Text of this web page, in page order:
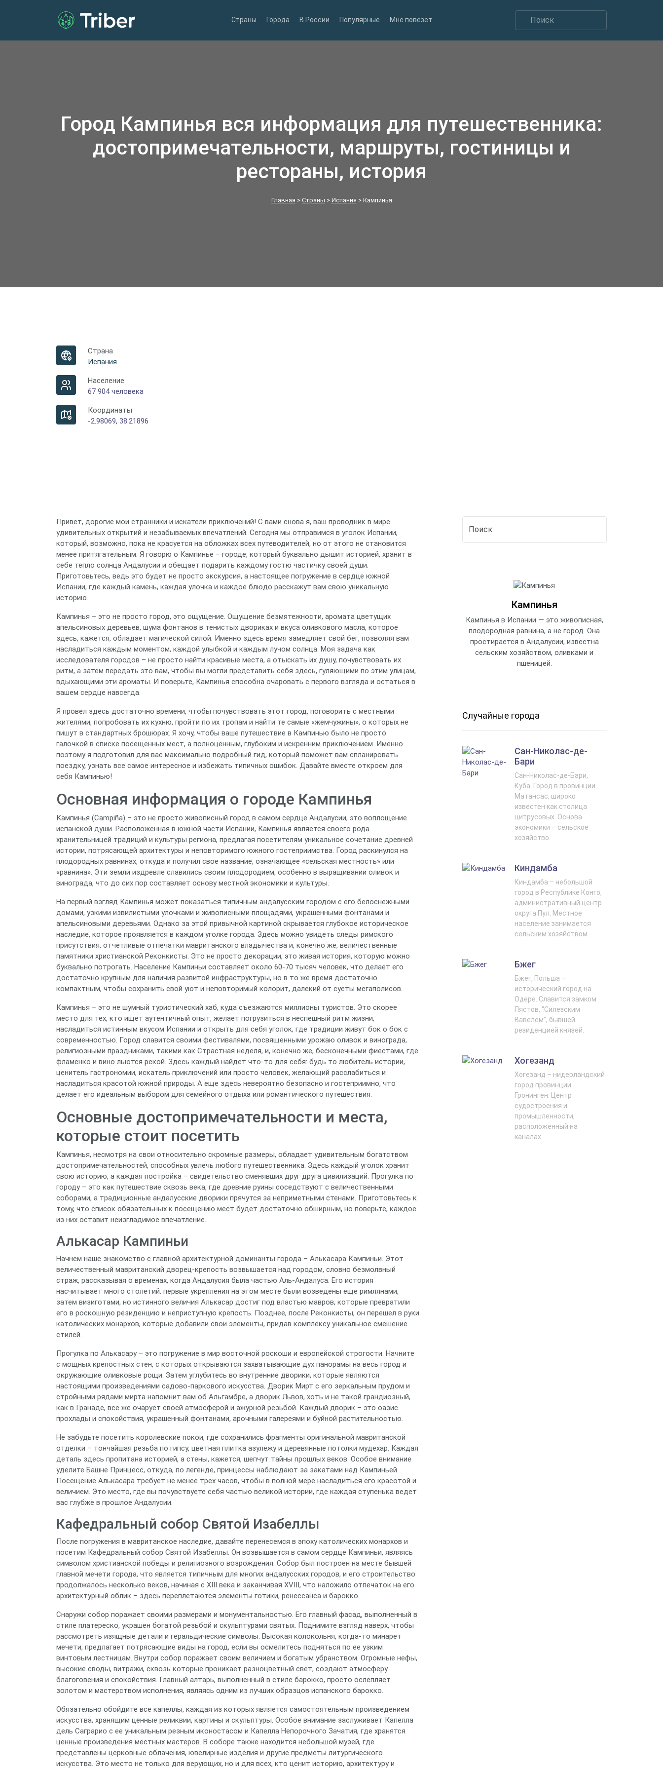
Страны Города В России Популярные Мне повезет
Город Кампинья вся информация для путешественника:
достопримечательности, маршруты, гостиницы и
рестораны, история
Главная > Страны > Испания > Кампинья
Страна
Испания
Население
67 904 человека
Координаты
-2.98069, 38.21896
Привет, дорогие мои странники и искатели приключений! С вами снова я, ваш проводник в мире
удивительных открытий и незабываемых впечатлений. Сегодня мы отправимся в уголок Испании,
который, возможно, пока не красуется на обложках всех путеводителей, но от этого не становится
менее притягательным. Я говорю о Кампинье – городе, который буквально дышит историей, хранит в
себе тепло солнца Андалусии и обещает подарить каждому гостю частичку своей души.
Приготовьтесь, ведь это будет не просто экскурсия, а настоящее погружение в сердце южной
Испании, где каждый камень, каждая улочка и каждое блюдо расскажут вам свою уникальную
историю.
Кампинья – это не просто город, это ощущение. Ощущение безмятежности, аромата цветущих
апельсиновых деревьев, шума фонтанов в тенистых двориках и вкуса оливкового масла, которое
здесь, кажется, обладает магической силой. Именно здесь время замедляет свой бег, позволяя вам
насладиться каждым моментом, каждой улыбкой и каждым лучом солнца. Моя задача как
исследователя городов – не просто найти красивые места, а отыскать их душу, почувствовать их
ритм, а затем передать это вам, чтобы вы могли представить себя здесь, гуляющими по этим улицам,
вдыхающими эти ароматы. И поверьте, Кампинья способна очаровать с первого взгляда и остаться в
вашем сердце навсегда.
Я провел здесь достаточно времени, чтобы почувствовать этот город, поговорить с местными
жителями, попробовать их кухню, пройти по их тропам и найти те самые «жемчужины», о которых не
пишут в стандартных брошюрах. Я хочу, чтобы ваше путешествие в Кампинью было не просто
галочкой в списке посещенных мест, а полноценным, глубоким и искренним приключением. Именно
поэтому я подготовил для вас максимально подробный гид, который поможет вам спланировать
поездку, узнать все самое интересное и избежать типичных ошибок. Давайте вместе откроем для
себя Кампинью!
Основная информация о городе Кампинья
Кампинья (Campiña) – это не просто живописный город в самом сердце Андалусии, это воплощение
испанской души. Расположенная в южной части Испании, Кампинья является своего рода
хранительницей традиций и культуры региона, предлагая посетителям уникальное сочетание древней
истории, потрясающей архитектуры и неповторимого южного гостеприимства. Город раскинулся на
плодородных равнинах, откуда и получил свое название, означающее «сельская местность» или
«равнина». Эти земли издревле славились своим плодородием, особенно в выращивании оливок и
винограда, что до сих пор составляет основу местной экономики и культуры.
На первый взгляд Кампинья может показаться типичным андалусским городом с его белоснежными
домами, узкими извилистыми улочками и живописными площадями, украшенными фонтанами и
апельсиновыми деревьями. Однако за этой привычной картиной скрывается глубокое историческое
наследие, которое проявляется в каждом уголке города. Здесь можно увидеть следы римского
присутствия, отчетливые отпечатки мавританского владычества и, конечно же, величественные
памятники христианской Реконкисты. Это не просто декорации, это живая история, которую можно
буквально потрогать. Население Кампиньи составляет около 60-70 тысяч человек, что делает его
достаточно крупным для наличия развитой инфраструктуры, но в то же время достаточно
компактным, чтобы сохранить свой уют и неповторимый колорит, далекий от суеты мегаполисов.
Кампинья – это не шумный туристический хаб, куда съезжаются миллионы туристов. Это скорее
место для тех, кто ищет аутентичный опыт, желает погрузиться в неспешный ритм жизни,
насладиться истинным вкусом Испании и открыть для себя уголок, где традиции живут бок о бок с
современностью. Город славится своими фестивалями, посвященными урожаю оливок и винограда,
религиозными праздниками, такими как Страстная неделя, и, конечно же, бесконечными фиестами, где
фламенко и вино льются рекой. Здесь каждый найдет что-то для себя: будь то любитель истории,
ценитель гастрономии, искатель приключений или просто человек, желающий расслабиться и
насладиться красотой южной природы. А еще здесь невероятно безопасно и гостеприимно, что
делает его идеальным выбором для семейного отдыха или романтического путешествия.
Основные достопримечательности и места,
которые стоит посетить
Кампинья, несмотря на свои относительно скромные размеры, обладает удивительным богатством
достопримечательностей, способных увлечь любого путешественника. Здесь каждый уголок хранит
свою историю, а каждая постройка – свидетельство сменявших друг друга цивилизаций. Прогулка по
городу – это как путешествие сквозь века, где древние руины соседствуют с величественными
соборами, а традиционные андалусские дворики прячутся за неприметными стенами. Приготовьтесь к
тому, что список обязательных к посещению мест будет достаточно обширным, но поверьте, каждое
из них оставит неизгладимое впечатление.
Алькасар Кампиньи
Начнем наше знакомство с главной архитектурной доминанты города – Алькасара Кампиньи. Этот
величественный мавританский дворец-крепость возвышается над городом, словно безмолвный
страж, рассказывая о временах, когда Андалусия была частью Аль-Андалуса. Его история
насчитывает много столетий: первые укрепления на этом месте были возведены еще римлянами,
затем визиготами, но истинного величия Алькасар достиг под властью мавров, которые превратили
его в роскошную резиденцию и неприступную крепость. Позднее, после Реконкисты, он перешел в руки
католических монархов, которые добавили свои элементы, придав комплексу уникальное смешение
стилей.
Прогулка по Алькасару – это погружение в мир восточной роскоши и европейской строгости. Начните
с мощных крепостных стен, с которых открываются захватывающие дух панорамы на весь город и
окружающие оливковые рощи. Затем углубитесь во внутренние дворики, которые являются
настоящими произведениями садово-паркового искусства. Дворик Мирт с его зеркальным прудом и
стройными рядами мирта напомнит вам об Альгамбре, а дворик Львов, хоть и не такой грандиозный,
как в Гранаде, все же очарует своей атмосферой и ажурной резьбой. Каждый дворик – это оазис
прохлады и спокойствия, украшенный фонтанами, арочными галереями и буйной растительностью.
Не забудьте посетить королевские покои, где сохранились фрагменты оригинальной мавританской
отделки – тончайшая резьба по гипсу, цветная плитка азулежу и деревянные потолки мудехар. Каждая
деталь здесь пропитана историей, а стены, кажется, шепчут тайны прошлых веков. Особое внимание
уделите Башне Принцесс, откуда, по легенде, принцессы наблюдают за закатами над Кампиньей.
Посещение Алькасара требует не менее трех часов, чтобы в полной мере насладиться его красотой и
величием. Это место, где вы почувствуете себя частью великой истории, где каждая ступенька ведет
вас глубже в прошлое Андалусии.
Кафедральный собор Святой Изабеллы
После погружения в мавританское наследие, давайте перенесемся в эпоху католических монархов и
посетим Кафедральный собор Святой Изабеллы. Он возвышается в самом сердце Кампиньи, являясь
символом христианской победы и религиозного возрождения. Собор был построен на месте бывшей
главной мечети города, что является типичным для многих андалусских городов, и его строительство
продолжалось несколько веков, начиная с XIII века и заканчивая XVIII, что наложило отпечаток на его
архитектурный облик – здесь переплетаются элементы готики, ренессанса и барокко.
Снаружи собор поражает своими размерами и монументальностью. Его главный фасад, выполненный в
стиле платереско, украшен богатой резьбой и скульптурами святых. Поднимите взгляд наверх, чтобы
рассмотреть изящные детали и геральдические символы. Высокая колокольня, когда-то минарет
мечети, предлагает потрясающие виды на город, если вы осмелитесь подняться по ее узким
винтовым лестницам. Внутри собор поражает своим величием и богатым убранством. Огромные нефы,
высокие своды, витражи, сквозь которые проникает разноцветный свет, создают атмосферу
благоговения и спокойствия. Главный алтарь, выполненный в стиле барокко, просто ослепляет
золотом и мастерством исполнения, являясь одним из лучших образцов испанского барокко.
Обязательно обойдите все капеллы, каждая из которых является самостоятельным произведением
искусства, хранящим ценные реликвии, картины и скульптуры. Особое внимание заслуживает Капелла
дель Саграрио с ее уникальным резным иконостасом и Капелла Непорочного Зачатия, где хранятся
ценные произведения местных мастеров. В соборе также находится небольшой музей, где
представлены церковные облачения, ювелирные изделия и другие предметы литургического
искусства. Это место не только для верующих, но и для всех, кто ценит историю, архитектуру и
Кампинья
Кампинья в Испании — это живописная,
плодородная равнина, а не город. Она
простирается в Андалусии, известна
сельским хозяйством, оливками и
пшеницей.
Случайные города
Сан-Николас-де-
Бари
Сан-Николас-де-Бари,
Куба. Город в провинции
Матансас, широко
известен как столица
цитрусовых. Основа
экономики – сельское
хозяйство.
Киндамба
Киндамба – небольшой
город в Республике Конго,
административный центр
округа Пул. Местное
население занимается
сельским хозяйством.
Бжег
Бжег, Польша –
исторический город на
Одере. Славится замком
Пястов, "Силезским
Вавелем", бывшей
резиденцией князей.
Хогезанд
Хогезанд – нидерландский
город провинции
Гронинген. Центр
судостроения и
промышленности,
расположенный на
каналах.